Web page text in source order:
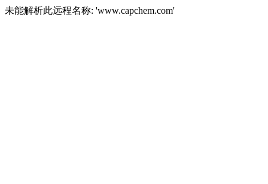
未能解析此远程名称: 'www.capchem.com'